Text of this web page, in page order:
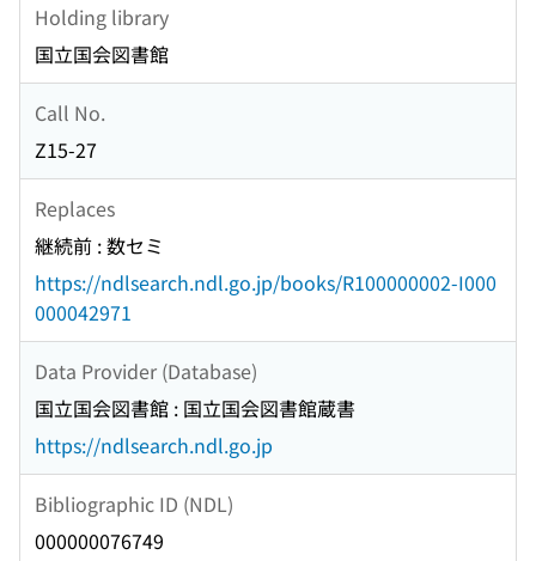
Holding library
国立国会図書館
Call No.
Z15-27
Replaces
継続前 : 数セミ
https://ndlsearch.ndl.go.jp/books/R100000002-I000
000042971
Data Provider (Database)
国立国会図書館 : 国立国会図書館蔵書
https://ndlsearch.ndl.go.jp
Bibliographic ID (NDL)
000000076749